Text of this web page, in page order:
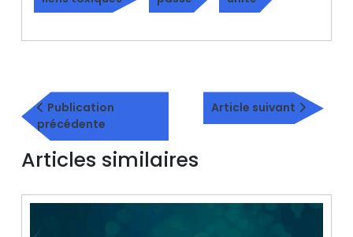
Navigation
de
l’article
Publication
précédente
précédente
Article suivant
Article
suivant
Articles similaires